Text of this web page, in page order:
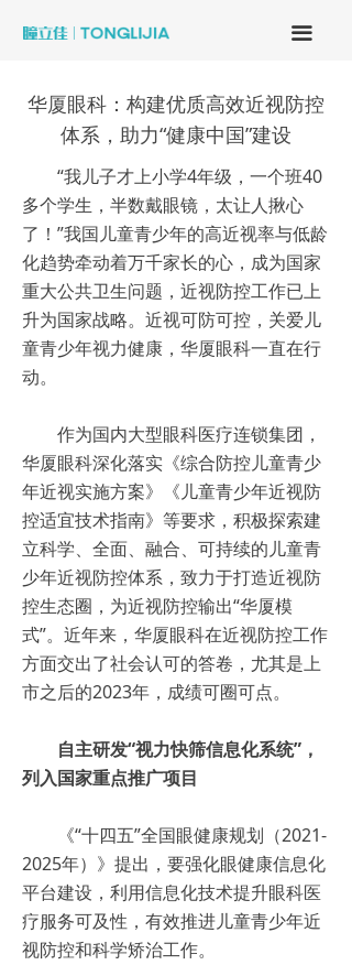
끀
华厦眼科：构建优质高效近视防控
体系，助力“健康中国”建设
“我儿子才上小学4年级，一个班40
多个学生，半数戴眼镜，太让人揪心
了！”我国儿童青少年的高近视率与低龄
化趋势牵动着万千家长的心，成为国家
重大公共卫生问题，近视防控工作已上
升为国家战略。近视可防可控，关爱儿
童青少年视力健康，华厦眼科一直在行
动。
作为国内大型眼科医疗连锁集团，
华厦眼科深化落实《综合防控儿童青少
年近视实施方案》《儿童青少年近视防
控适宜技术指南》等要求，积极探索建
立科学、全面、融合、可持续的儿童青
少年近视防控体系，致力于打造近视防
控生态圈，为近视防控输出“华厦模
式”。近年来，华厦眼科在近视防控工作
方面交出了社会认可的答卷，尤其是上
市之后的2023年，成绩可圈可点。
自主研发“视力快筛信息化系统”，
列入国家重点推广项目
《“十四五”全国眼健康规划（2021-
2025年）》提出，要强化眼健康信息化
平台建设，利用信息化技术提升眼科医
疗服务可及性，有效推进儿童青少年近
视防控和科学矫治工作。